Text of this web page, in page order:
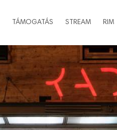
TÁMOGATÁS STREAM RIM